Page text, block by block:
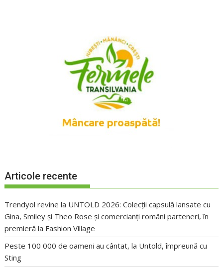
Articole recente
Trendyol revine la UNTOLD 2026: Colecții capsulă lansate cu
Gina, Smiley și Theo Rose și comercianți români parteneri, în
premieră la Fashion Village
Peste 100 000 de oameni au cântat, la Untold, împreună cu
Sting